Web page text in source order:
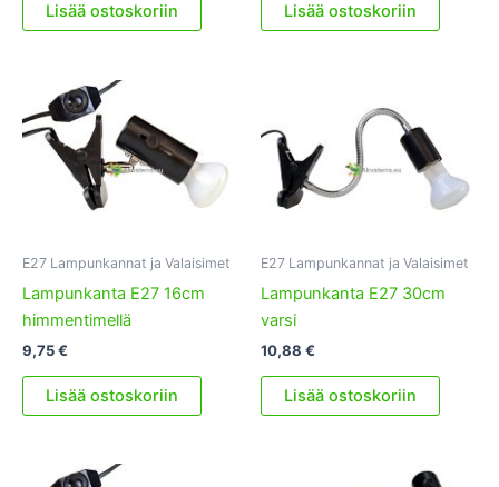
Lisää ostoskoriin Lisää ostoskoriin
E27 Lampunkannat ja Valaisimet
Lampunkanta E27 16cm
himmentimellä
9,75€
Lisää ostoskoriin
E27 Lampunkannat ja Valaisimet
Lampunkanta E27 30cm
varsi
10,88 €
Lisää ostoskoriin